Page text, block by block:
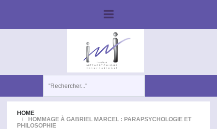
HOME
HOMMAGE À GABRIEL MARCEL : PARAPSYCHOLOGIE ET
PHILOSOPHIE